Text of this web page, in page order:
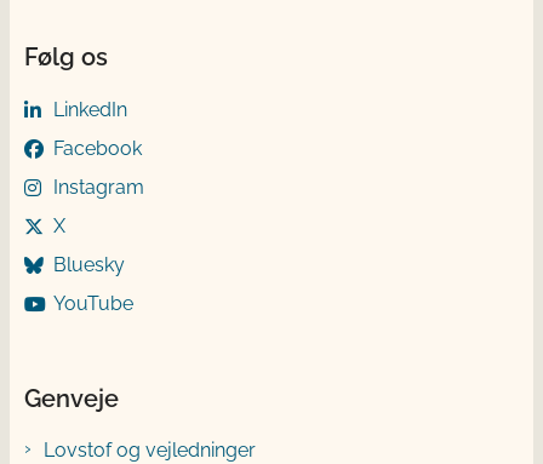
Følg os
LinkedIn
Facebook
Instagram
X
Bluesky
YouTube
Genveje
Lovstof og vejledninger